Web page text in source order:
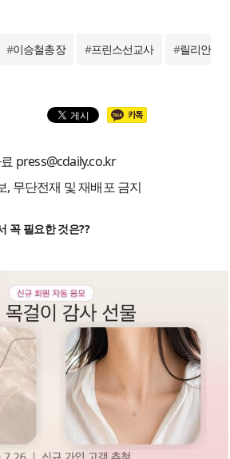
#이승철총장 #프린스선교사 #릴리안
press@cdaily.co.kr
무단전재 및 재배포 금지
꼭 필요한 것은??